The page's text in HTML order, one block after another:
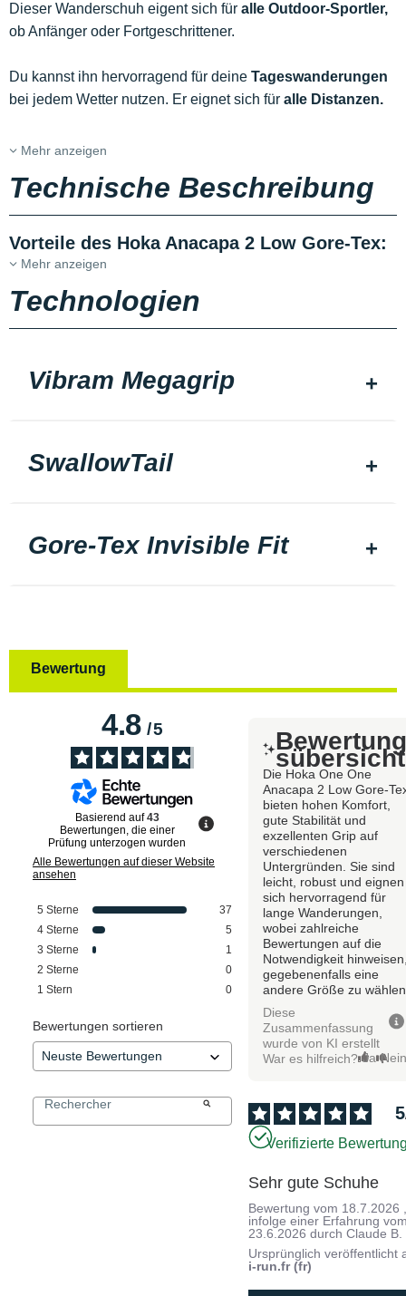
Dieser Wanderschuh eigent sich für alle Outdoor-Sportler,
ob Anfänger oder Fortgeschrittener.
Du kannst ihn hervorragend für deine Tageswanderungen
bei jedem Wetter nutzen. Er eignet sich für alle Distanzen.
Mehr anzeigen
Technische Beschreibung
Vorteile des Hoka Anacapa 2 Low Gore-Tex:
Mehr anzeigen
Technologien
Vibram Megagrip
SwallowTail
Gore-Tex Invisible Fit
Bewertung
4.8/5
Basierend auf43
Bewertungen, die einer
Prüfung unterzogen wurden
Alle Bewertungen auf dieser Website
ansehen
5 Sterne
37
4 Sterne
5
3 Sterne
1
2 Sterne
0
1 Stern 0
Bewertungen sortieren
sübersicht
Die Hoka One One
Anacapa 2 Low Gore-
bieten hohen Komfort,
gute Stabilität und
exzellenten Grip auf
verschiedenen
Untergründen. Sie sind
leicht, robust und eignen
sich hervorragend für
lange Wanderungen,
wobei zahlreiche
Bewertungen auf die
Notwendigkeit
gegebenenfalls eine
andere Größe zu
Diese
Zusammenfassung
wurde von KI erstellt
War es hilfreich? Ja
5
Verifizierte
Sehr gute Schuhe
Bewertung vom 18.7.2026
infolge einer Erfahrung
23.6.2026 durchClaude B.
Ursprünglich veröffentlicht
i-run.fr (fr)